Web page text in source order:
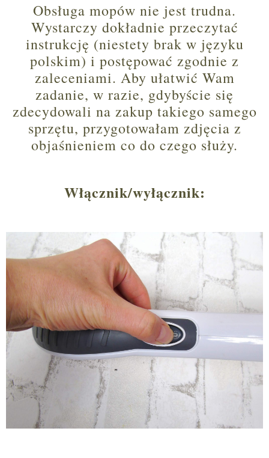
Obsługa mopów nie jest trudna.
Wystarczy dokładnie przeczytać
instrukcję (niestety brak w języku
polskim) i postępować zgodnie z
zaleceniami. Aby ułatwić Wam
zadanie, w razie, gdybyście się
zdecydowali na zakup takiego samego
sprzętu, przygotowałam zdjęcia z
objaśnieniem co do czego służy.
Włącznik/wyłącznik: